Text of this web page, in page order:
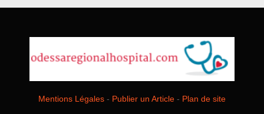
Mentions Légales - Publier un Article - Plan de site